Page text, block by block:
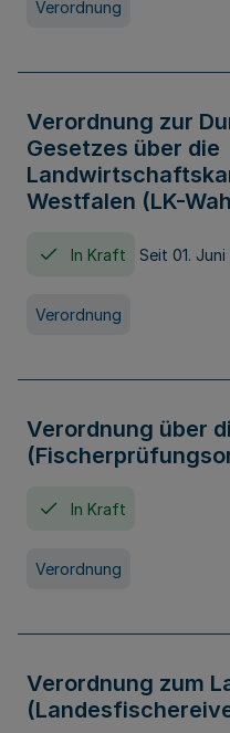
Verordnung
Verordnung zur
Gesetzes über die
Westfalen (LK-
In Kraft Seit 01.
Verordnung
Verordnung über
In Kraft
Verordnung
Verordnung zum